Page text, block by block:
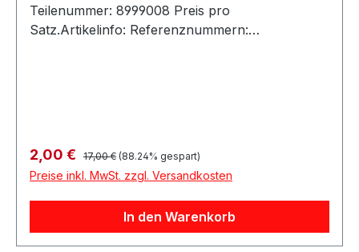
Verkaufspreis:
2,00 € Regulärer Preis:
17,00 € (88.24% gespart)
Preise inkl. MwSt. zzgl. Versandkosten
In den Warenkorb